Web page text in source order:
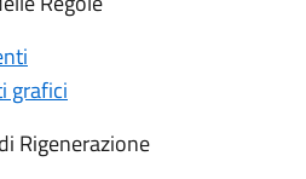
grafici
Rigenerazione